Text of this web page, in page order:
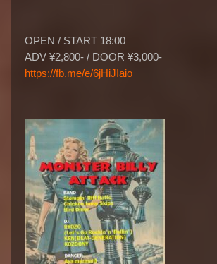
OPEN / START 18:00
ADV ¥2,800- / DOOR ¥3,000-
https://fb.me/e/6jHiJIaio